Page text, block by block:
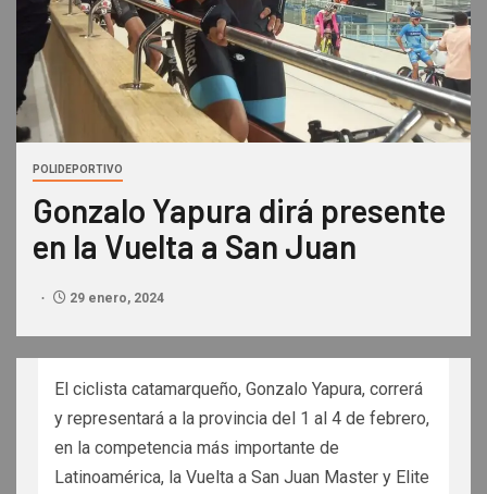
POLIDEPORTIVO
Gonzalo Yapura dirá presente
en la Vuelta a San Juan
29 enero, 2024
El ciclista catamarqueño, Gonzalo Yapura, correrá
y representará a la provincia del 1 al 4 de febrero,
en la competencia más importante de
Latinoamérica, la Vuelta a San Juan Master y Elite